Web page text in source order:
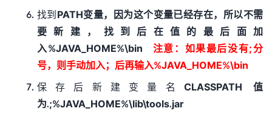
找到PATH变量，因为这个变量已经存在，所以不需
要新建，找到后在值的最后面加
入%JAVA_HOME%\bin 注意：如果最后没有;分
号，则手动加入；后再输入%JAVA_HOME%\bin
保存后新建变量名 CLASSPATH 值
为.;%JAVA_HOME%\lib\tools.jar